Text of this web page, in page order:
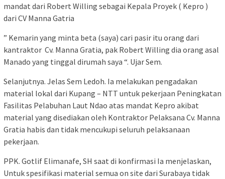
mandat dari Robert Willing sebagai Kepala Proyek ( Kepro )
dari CV Manna Gatria
” Kemarin yang minta beta (saya) cari pasir itu orang dari
kantraktor Cv. Manna Gratia, pak Robert Willing dia orang asal
Manado yang tinggal dirumah saya “. Ujar Sem.
Selanjutnya. Jelas Sem Ledoh. Ia melakukan pengadakan
material lokal dari Kupang – NTT untuk pekerjaan Peningkatan
Fasilitas Pelabuhan Laut Ndao atas mandat Kepro akibat
material yang disediakan oleh Kontraktor Pelaksana Cv. Manna
Gratia habis dan tidak mencukupi seluruh pelaksanaan
pekerjaan.
PPK. Gotlif Elimanafe, SH saat di konfirmasi Ia menjelaskan,
Untuk spesifikasi material semua on site dari Surabaya tidak